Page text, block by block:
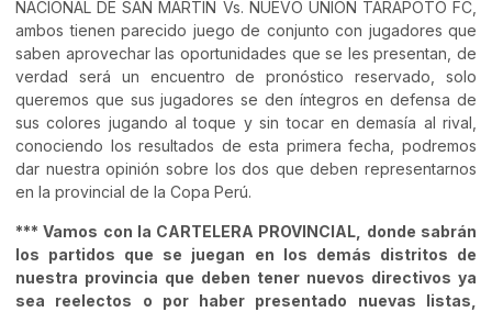
NACIONAL DE SAN MARTIN Vs. NUEVO UNION TARAPOTO FC,
ambos tienen parecido juego de conjunto con jugadores que
saben aprovechar las oportunidades que se les presentan, de
verdad será un encuentro de pronóstico reservado, solo
queremos que sus jugadores se den íntegros en defensa de
sus colores jugando al toque y sin tocar en demasía al rival,
conociendo los resultados de esta primera fecha, podremos
dar nuestra opinión sobre los dos que deben representarnos
en la provincial de la Copa Perú.
*** Vamos con la CARTELERA PROVINCIAL, donde sabrán
los partidos que se juegan en los demás distritos de
nuestra provincia que deben tener nuevos directivos ya
sea reelectos o por haber presentado nuevas listas,